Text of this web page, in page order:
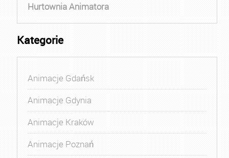
Hurtownia Animatora
Kategorie
Animacje Gdańsk
Animacje Gdynia
Animacje Kraków
Animacje Poznań